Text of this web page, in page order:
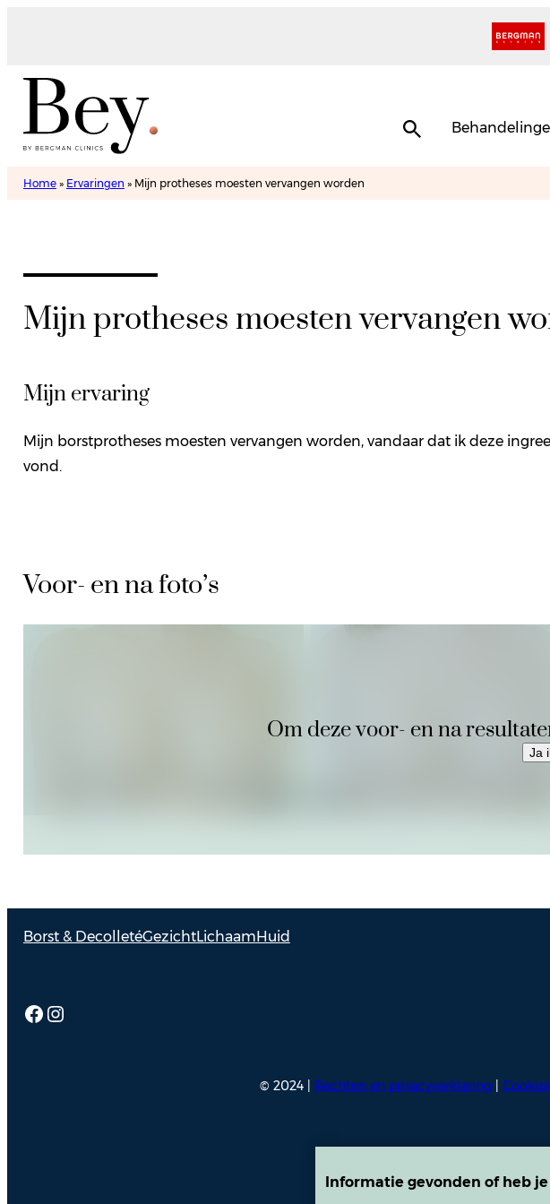
Home» Ervaringen » Mijn protheses moesten vervangen worden
Mijn protheses moesten vervangen
Mijn ervaring
Mijn borstprotheses moesten vervangen worden, vandaar dat ik deze
vond.
Voor- en na foto’s
Om deze voor- en na
Ja
Borst & DecolletéGezichtLichaam Huid
Facebook
Instagram
© 2024 | Rechten en privacyverklaring
Informatie gevonden of heb